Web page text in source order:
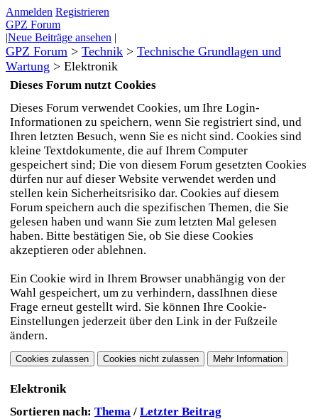
Anmelden Registrieren
GPZ Forum
|Neue Beiträge ansehen |
GPZ Forum > Technik > Technische Grundlagen und
Wartung > Elektronik
Dieses Forum nutzt Cookies
Dieses Forum verwendet Cookies, um Ihre Login-
Informationen zu speichern, wenn Sie registriert sind, und
Ihren letzten Besuch, wenn Sie es nicht sind. Cookies sind
kleine Textdokumente, die auf Ihrem Computer
gespeichert sind; Die von diesem Forum gesetzten Cookies
dürfen nur auf dieser Website verwendet werden und
stellen kein Sicherheitsrisiko dar. Cookies auf diesem
Forum speichern auch die spezifischen Themen, die Sie
gelesen haben und wann Sie zum letzten Mal gelesen
haben. Bitte bestätigen Sie, ob Sie diese Cookies
akzeptieren oder ablehnen.
Ein Cookie wird in Ihrem Browser unabhängig von der
Wahl gespeichert, um zu verhindern, dassIhnen diese
Frage erneut gestellt wird. Sie können Ihre Cookie-
Einstellungen jederzeit über den Link in der Fußzeile
ändern.
Elektronik
Sortieren nach: Thema / Letzter Beitrag